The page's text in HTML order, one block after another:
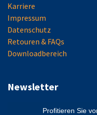
Karriere
Impressum
Datenschutz
Retouren & FAQs
Downloadbereich
Newsletter
Profitieren Sie